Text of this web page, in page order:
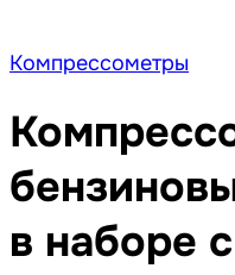
Компрессометры
в наборе с